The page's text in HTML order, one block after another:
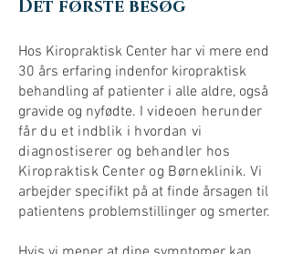
Det første besøg
Hos Kiropraktisk Center har vi mere end
30 års erfaring indenfor kiropraktisk
behandling af patienter i alle aldre, også
gravide og nyfødte. I videoen herunder
får du et indblik i hvordan vi
diagnostiserer og behandler hos
Kiropraktisk Center og Børneklinik. Vi
arbejder specifikt på at finde årsagen til
patientens problemstillinger og smerter.